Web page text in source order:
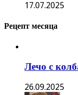
17.07.2025
Рецепт месяца
Лечо с
26.09.2025